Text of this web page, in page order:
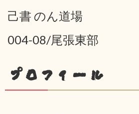
己書 のん道場
004-08/尾張東部
プロフィール